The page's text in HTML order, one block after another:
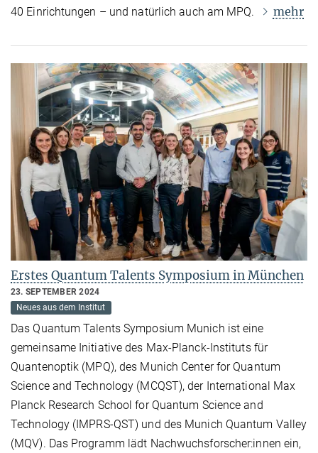
40 Einrichtungen – und natürlich auch am MPQ.
mehr
Erstes Quantum Talents Symposium in München
23. SEPTEMBER 2024
Neues aus dem Institut
Das Quantum Talents Symposium Munich ist eine
gemeinsame Initiative des Max-Planck-Instituts für
Quantenoptik (MPQ), des Munich Center for Quantum
Science and Technology (MCQST), der International Max
Planck Research School for Quantum Science and
Technology (IMPRS-QST) und des Munich Quantum Valley
(MQV). Das Programm lädt Nachwuchsforscher:innen ein,